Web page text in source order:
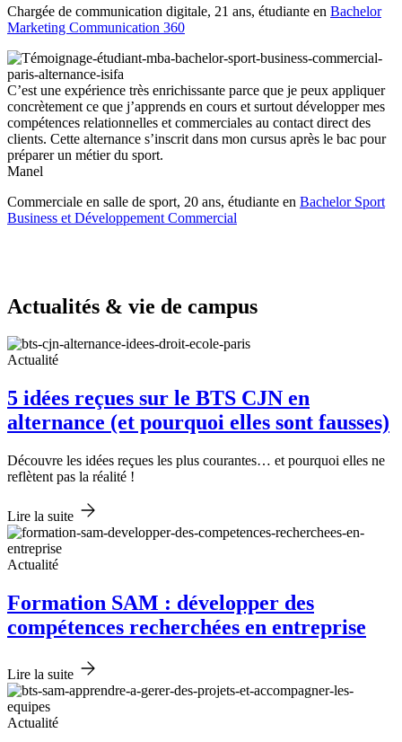
Chargée de communication digitale, 21 ans, étudiante en Bachelor
Marketing Communication 360
C’est une expérience très enrichissante parce que je peux appliquer
concrètement ce que j’apprends en cours et surtout développer mes
compétences relationnelles et commerciales au contact direct des
clients. Cette alternance s’inscrit dans mon cursus après le bac pour
préparer un métier du sport.
Manel
Commerciale en salle de sport, 20 ans, étudiante en Bachelor Sport
Business et Développement Commercial
Actualités & vie de campus
Actualité
5 idées reçues sur le BTS CJN en
alternance (et pourquoi elles sont fausses)
Découvre les idées reçues les plus courantes… et pourquoi elles ne
reflètent pas la réalité !
Lire la suite
Actualité
Formation SAM : développer des
compétences recherchées en entreprise
Lire la suite
Actualité